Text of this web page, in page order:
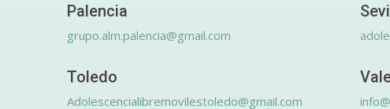
Palencia
grupo.alm.palencia@gmail.com
Toledo
Adolescencialibremovilestoledo@gmail.com